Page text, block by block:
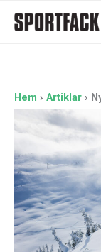
Hem Artiklar